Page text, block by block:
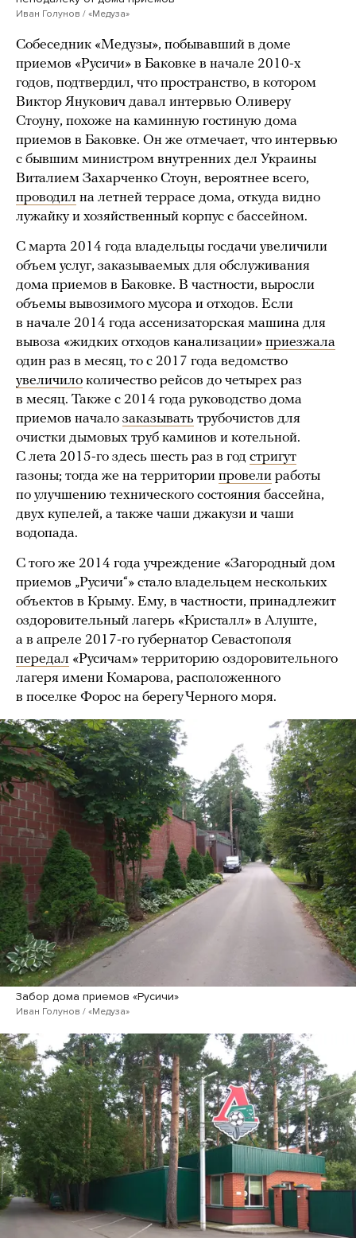
Иван Голунов / «Медуза»
Собеседник «Медузы», побывавший в доме
приемов «Русичи» в Баковке в начале 2010-х
годов, подтвердил, что пространство, в котором
Виктор Янукович давал интервью Оливеру
Стоуну, похоже на каминную гостиную дома
приемов в Баковке. Он же отмечает, что интервью
с бывшим министром внутренних дел Украины
Виталием Захарченко Стоун, вероятнее всего,
проводил на летней террасе дома, откуда видно
лужайку и хозяйственный корпус с бассейном.
С марта 2014 года владельцы госдачи увеличили
объем услуг, заказываемых для обслуживания
дома приемов в Баковке. В частности, выросли
объемы вывозимого мусора и отходов. Если
в начале 2014 года ассенизаторская машина для
вывоза «жидких отходов канализации» приезжала
один раз в месяц, то с 2017 года ведомство
увеличило количество рейсов до четырех раз
в месяц. Также с 2014 года руководство дома
приемов начало заказывать трубочистов для
очистки дымовых труб каминов и котельной.
С лета 2015-го здесь шесть раз в год стригут
газоны; тогда же на территории провели работы
по улучшению технического состояния бассейна,
двух купелей, а также чаши джакузи и чаши
водопада.
С того же 2014 года учреждение «Загородный дом
приемов „Русичи“» стало владельцем нескольких
объектов в Крыму. Ему, в частности, принадлежит
оздоровительный лагерь «Кристалл» в Алуште,
а в апреле 2017-го губернатор Севастополя
передал «Русичам» территорию оздоровительного
лагеря имени Комарова, расположенного
в поселке Форос на берегу Черного моря.
Забор дома приемов «Русичи»
Иван Голунов / «Медуза»